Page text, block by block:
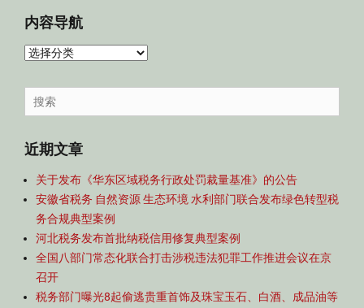
内容导航
内
导
航
Search
for:
近期文章
关于发布《华东区域税务行政处罚裁量基准》的公告
安徽省税务 自然资源 生态环境 水利部门联合发布绿色转型税
务合规典型案例
河北税务发布首批纳税信用修复典型案例
全国八部门常态化联合打击涉税违法犯罪工作推进会议在京
召开
税务部门曝光8起偷逃贵重首饰及珠宝玉石、白酒、成品油等